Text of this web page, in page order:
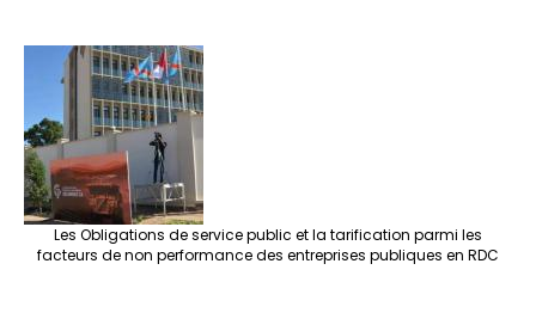
Les Obligations de service public et la tarification parmi les
facteurs de non performance des entreprises publiques en RDC